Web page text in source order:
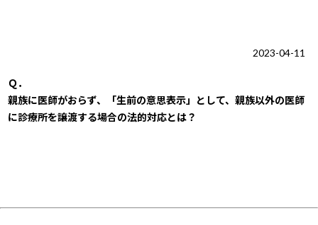
2023-04-11
Ｑ．
親族に医師がおらず、「生前の意思表示」として、親族以外の医師
に診療所を譲渡する場合の法的対応とは？